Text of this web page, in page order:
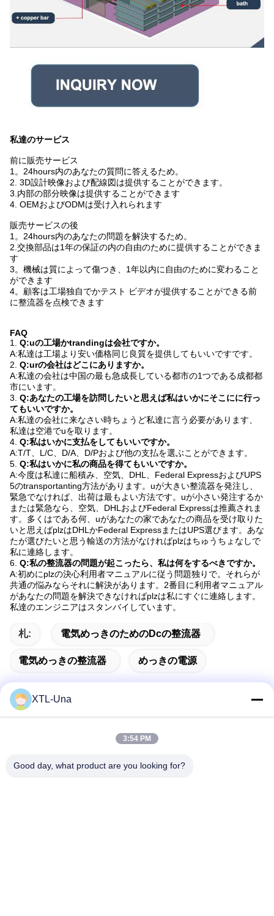
私達のサービス
前に販売サービス
1。24hours内のあなたの質問に答えるため。
2. 3D設計映像および配線図は提供することができます。
3.内部の部分映像は提供することができます
4. OEMおよびODMは受け入れられます
販売サービスの後
1。24hours内のあなたの問題を解決するため。
2.交換部品は1年の保証の内の自由のために提供することができま
す
3。機械は質によって傷つき、1年以内に自由のために変わること
ができます
4。顧客は工場独自でかテスト ビデオが提供することができる前
に整流器を点検できます
FAQ
1. Q:uの工場かtrandingは会社ですか。
A:私達は工場より安い価格同じ良質を提供してもいいですです。
2. Q:urの会社はどこにありますか。
A:私達の会社は中国の最も急成長している都市の1つである成都都
市にいます。
3. Q:あなたの工場を訪問したいと思えば私はいかにそこにに行っ
てもいいですか。
A:私達の会社に来なさい時ちょうど私達に言う必要があります、
私達は空港でuを取ります。
4. Q:私はいかに支払をしてもいいですか。
A:T/T、L/C、D/A、D/Pおよび他の支払を選ぶことができます。
5. Q:私はいかに私の商品を得てもいいですか。
A:今度は私達に船積み、空気、DHL、Federal ExpressおよびUPS
5のtransportanting方法があります。uが大きい整流器を発注し、
緊急でなければ、出荷は最もよい方法です。uが小さい発注するか
または緊急なら、空気、DHLおよびFederal Expressは推薦されま
す。多くはである何、uがあなたの家であなたの商品を受け取りた
いと思えばplzはDHLかFederal ExpressまたはUPS選びます。あな
たが選びたいと思う輸送の方法がなければplzはちゅうちょなしで
私に連絡します。
6. Q:私の整流器の問題が起こったら、私は何をするべきですか。
A:初めにplzの決心利用者マニュアルに従う問題独りで。それらが
共通の悩みならそれに解決があります。2番目に利用者マニュアル
があなたの問題を解決できなければplzは私にすぐに連絡します。
私達のエンジニアはスタンバイしています。
札: 電気めっきのためのdcの整流器
電気めっきの整流器 めっきの電源
アドレス:
XTL-Una
3:54 PM
Good day, what product are you looking for?